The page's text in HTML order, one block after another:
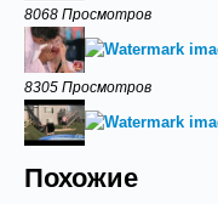
8068 Просмотров
8305 Просмотров
Похожие